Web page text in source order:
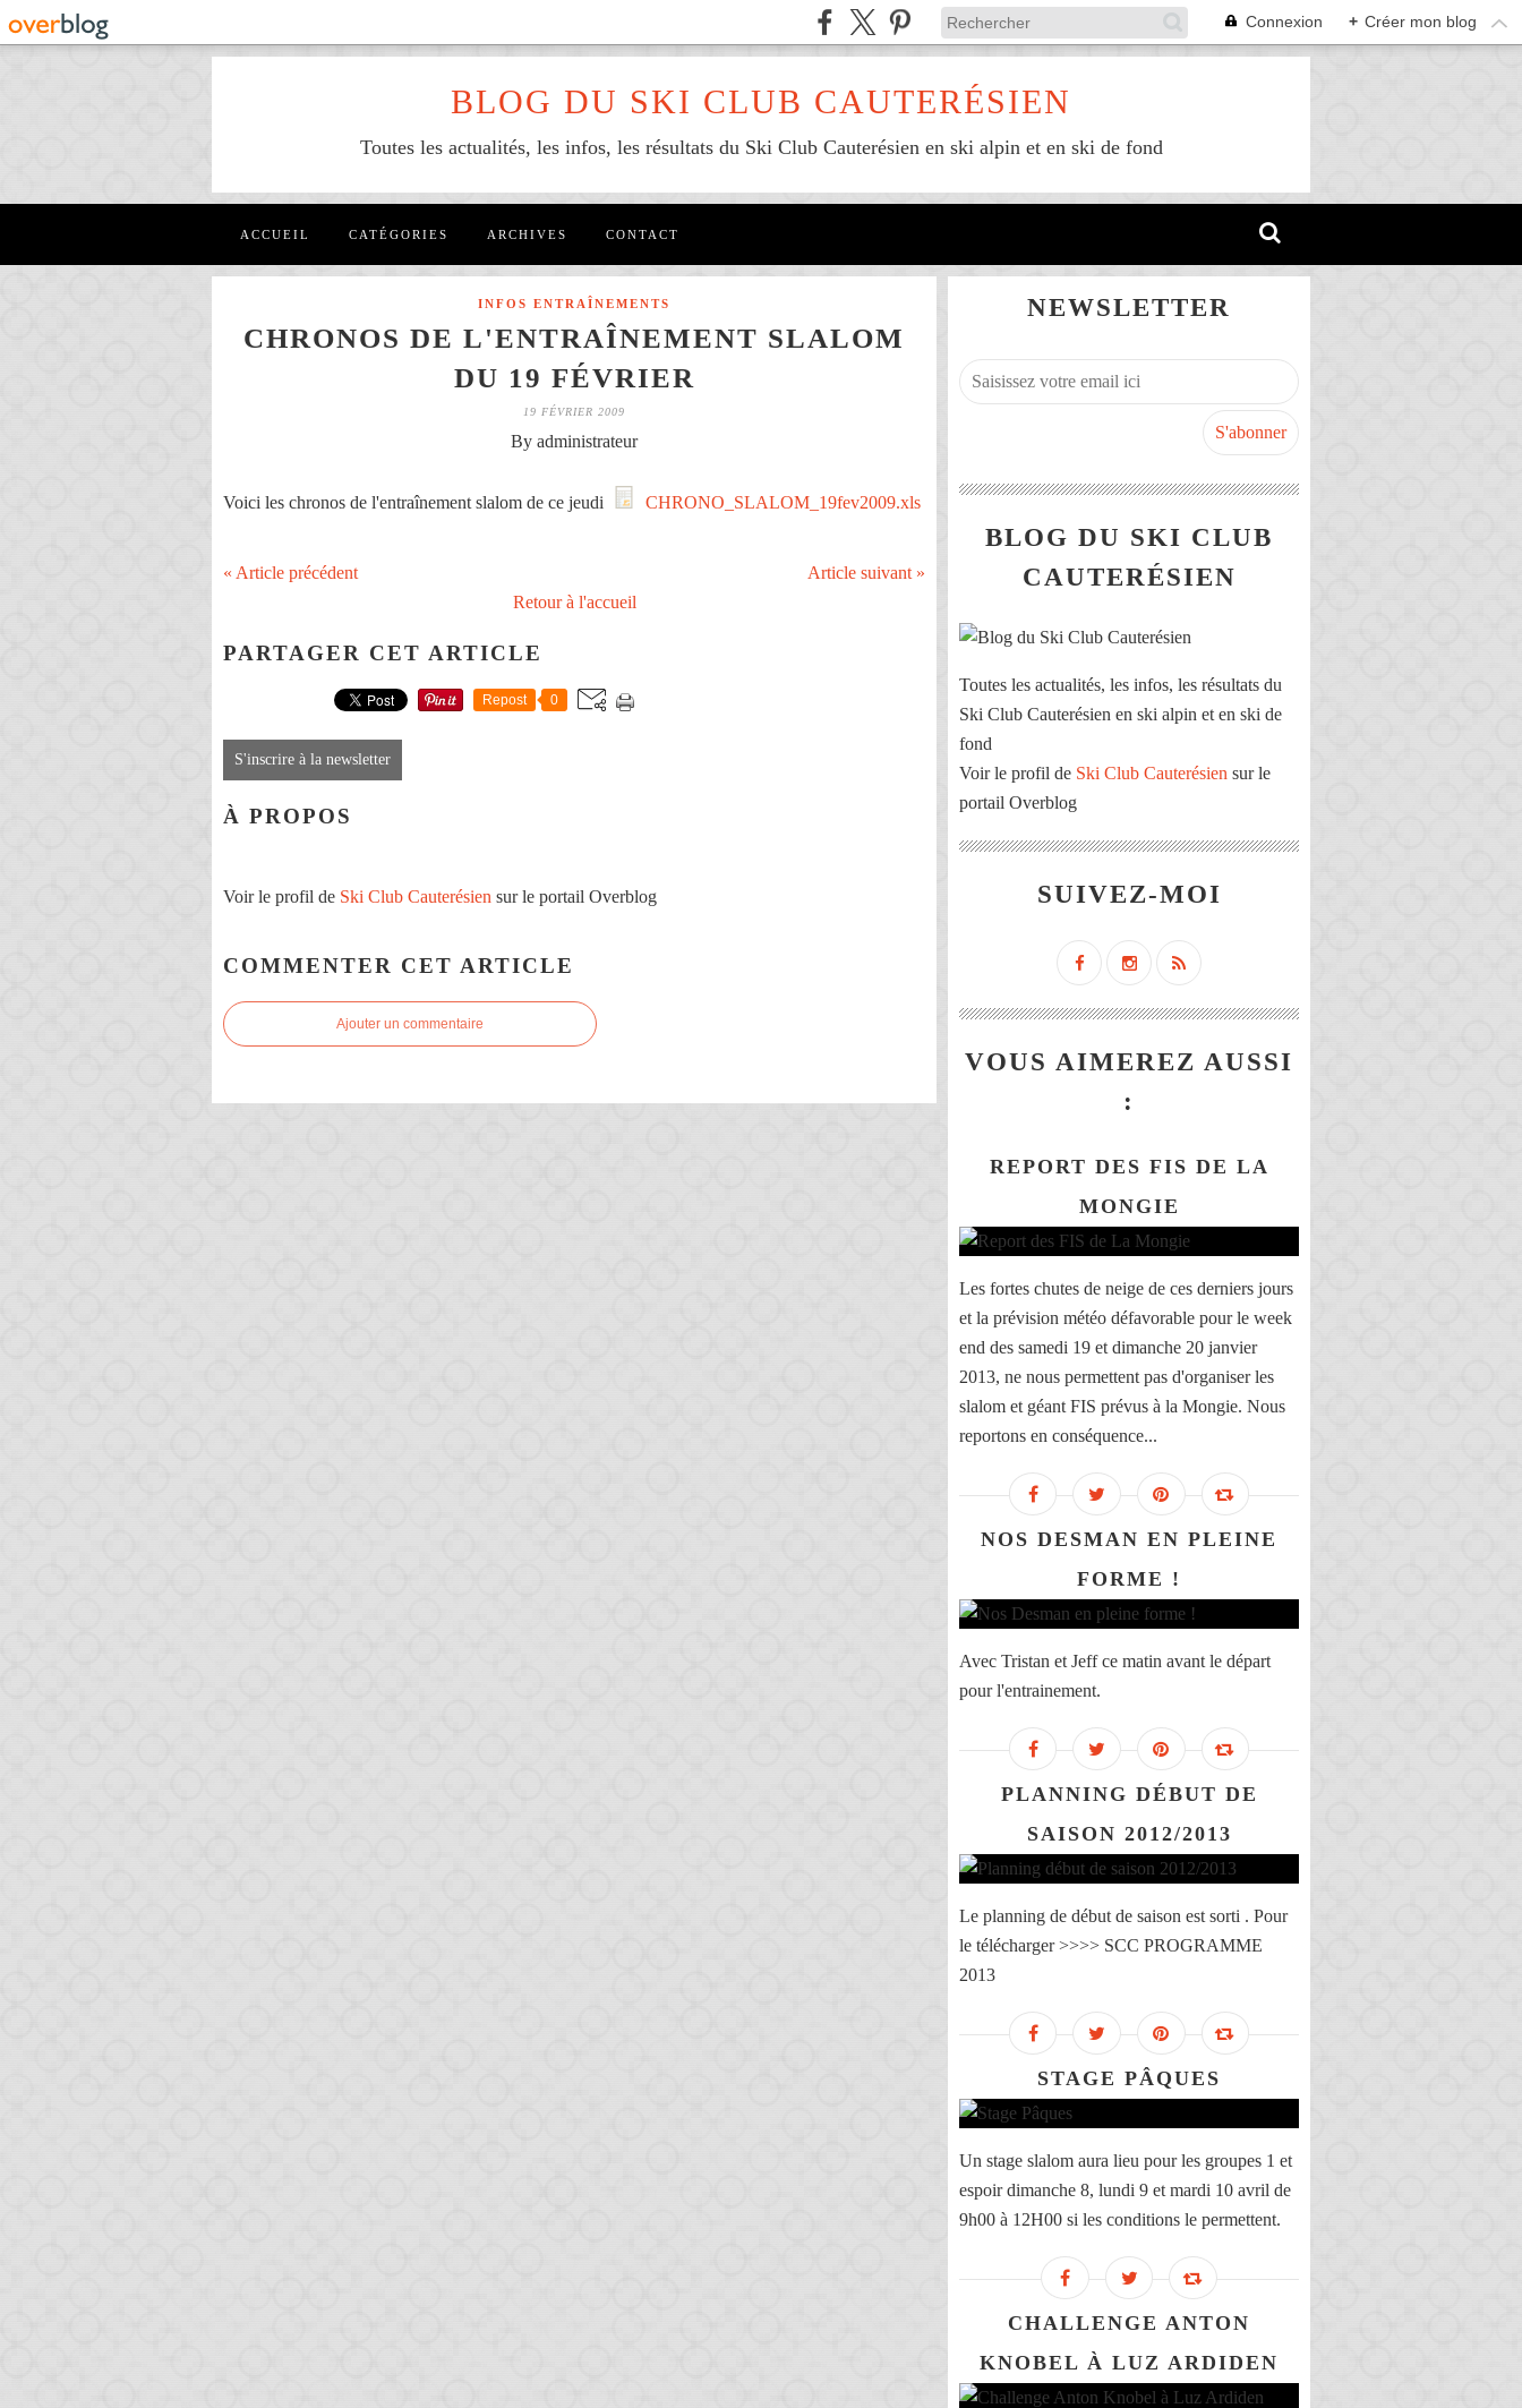
Connexion + Créer mon blog
BLOG DU SKI CLUB CAUTERÉSIEN
Toutes les actualités, les infos, les résultats du Ski Club Cauterésien en ski alpin et en ski de fond
ACCUEIL CATÉGORIES ARCHIVES CONTACT
INFOS ENTRAÎNEMENTS
CHRONOS DE L'ENTRAÎNEMENT SLALOM
DU 19 FÉVRIER
19 FÉVRIER 2009
By administrateur
Voici les chronos de l'entraînement slalom de ce jeudi CHRONO_SLALOM_19fev2009.xls
« Article précédent
Article suivant »
Retour à l'accueil
PARTAGER CET ARTICLE
Repost 0
S'inscrire à la newsletter
À PROPOS
Voir le profil de Ski Club Cauterésien sur le portail Overblog
COMMENTER CET ARTICLE
Ajouter un commentaire
NEWSLETTER
BLOG DU SKI CLUB
CAUTERÉSIEN
Toutes les actualités, les infos, les résultats du
Ski Club Cauterésien en ski alpin et en ski de
fond
Voir le profil de Ski Club Cauterésien sur le
portail Overblog
SUIVEZ-MOI
VOUS AIMEREZ AUSSI
:
REPORT DES FIS DE LA
MONGIE
Les fortes chutes de neige de ces derniers jours
et la prévision météo défavorable pour le week
end des samedi 19 et dimanche 20 janvier
2013, ne nous permettent pas d'organiser les
slalom et géant FIS prévus à la Mongie. Nous
reportons en conséquence...
NOS DESMAN EN PLEINE
FORME !
Avec Tristan et Jeff ce matin avant le départ
pour l'entrainement.
PLANNING DÉBUT DE
SAISON 2012/2013
Le planning de début de saison est sorti . Pour
le télécharger >>>> SCC PROGRAMME
2013
STAGE PÂQUES
Un stage slalom aura lieu pour les groupes 1 et
espoir dimanche 8, lundi 9 et mardi 10 avril de
9h00 à 12H00 si les conditions le permettent.
CHALLENGE ANTON
KNOBEL À LUZ ARDIDEN